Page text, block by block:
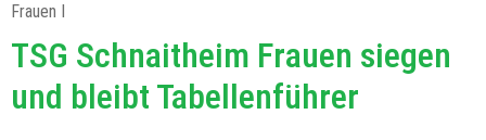
Frauen I
TSG Schnaitheim Frauen siegen
und bleibt Tabellenführer